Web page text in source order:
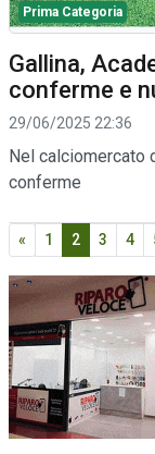
Prima Categoria
Gallina,
conferme e
29/06/2025 22:36
Nel calciomercato
conferme
« 1 2 3 4